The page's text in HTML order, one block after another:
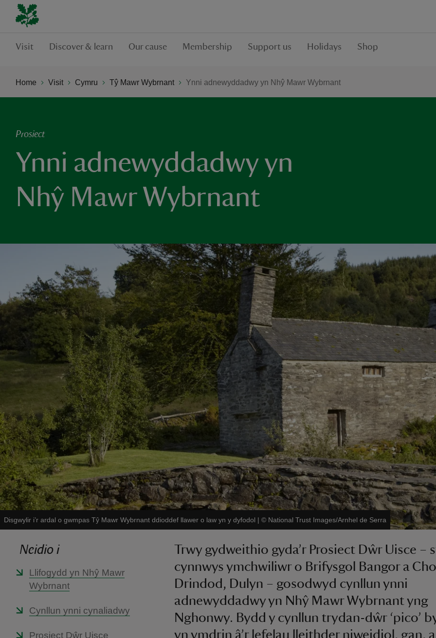
Visit Discover & learn Our cause Membership Support us Holidays Shop
Home Visit Cymru Tŷ Mawr Wybrnant Ynni adnewyddadwy yn Nhŷ Mawr Wybrnant
Prosiect
Ynni adnewyddadwy yn
Nhŷ Mawr Wybrnant
Disgwylir i’r ardal o gwmpas Tŷ Mawr Wybrnant ddioddef llawer o law yn y dyfodol | © National Trust Images/Arnhel de Serra
Neidio i
Llifogydd yn Nhŷ Mawr
Wybrnant
Cynllun ynni cynaliadwy
Prosiect Dŵr Uisce
Trwy gydweithio gyda’r Prosiect Dŵr Uisce –
cynnwys ymchwiliwr o Brifysgol Bangor a
Drindod, Dulyn – gosodwyd cynllun ynni
adnewyddadwy yn Nhŷ Mawr Wybrnant yng
Nghonwy. Bydd y cynllun trydan-dŵr ‘pico’
yn ymdrin â’r lefelau lleithder niweidiol, gan,